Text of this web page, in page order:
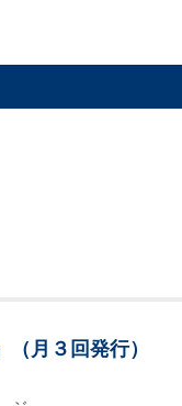
月３回発行）